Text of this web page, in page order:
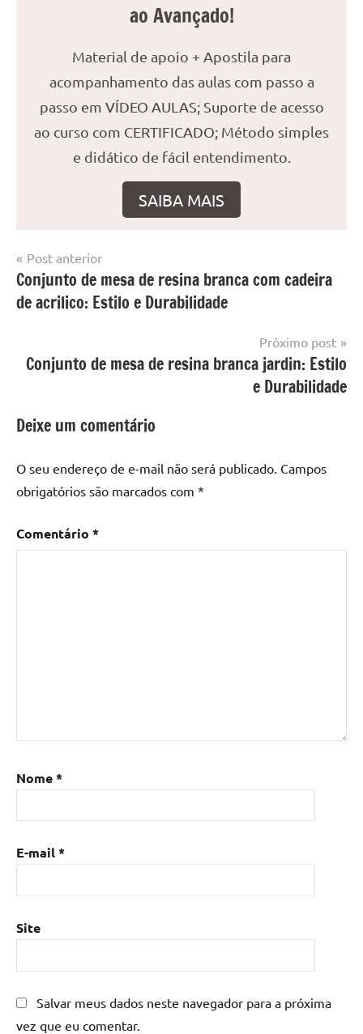
ao Avançado!
Material de apoio + Apostila para
acompanhamento das aulas com passo a
passo em VÍDEO AULAS; Suporte de acesso
ao curso com CERTIFICADO; Método simples
e didático de fácil entendimento.
SAIBA MAIS
Marcado
com
mesa
Mesa
epoxi
mesa
madeira,
Mesa
madeira
com
de
com
madeira
mesa
epoxi
mesa
de
Mesa
resinada
Navegação
de
Post
Post anterior
Conjunto de mesa de resina branca com cadeira
de acrilico: Estilo e Durabilidade
Próximo post
Conjunto de mesa de resina branca jardin: Estilo
e Durabilidade
Deixe um comentário
O seu endereço de e-mail não será publicado. Campos
obrigatórios são marcados com *
Comentário *
Nome*
E-mail*
Site
Salvar meus dados neste navegador para a próxima
vez que eu comentar.